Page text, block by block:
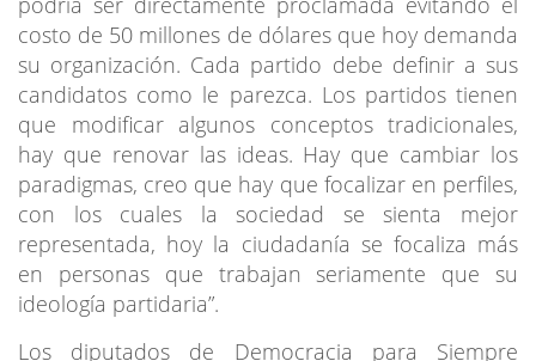
costo de 50 millones de dólares que hoy demanda
su organización. Cada partido debe definir a sus
candidatos como le parezca. Los partidos tienen
que modificar algunos conceptos tradicionales,
hay que renovar las ideas. Hay que cambiar los
paradigmas, creo que hay que focalizar en perfiles,
con los cuales la sociedad se sienta mejor
representada, hoy la ciudadanía se focaliza más
en personas que trabajan seriamente que su
ideología partidaria”.
Los diputados de Democracia para Siempre